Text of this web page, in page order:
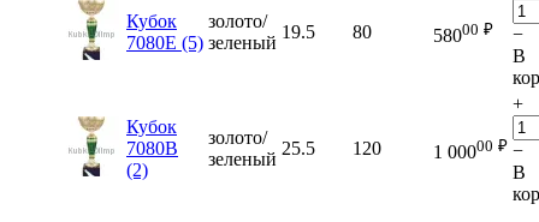
Кубок
7080E (5)
золото/
зеленый
19.5 80 58000 ₽
−
В
Кубок
7080B
(2)
золото/
зеленый
25.5 120 1 00000 ₽
+
−
В